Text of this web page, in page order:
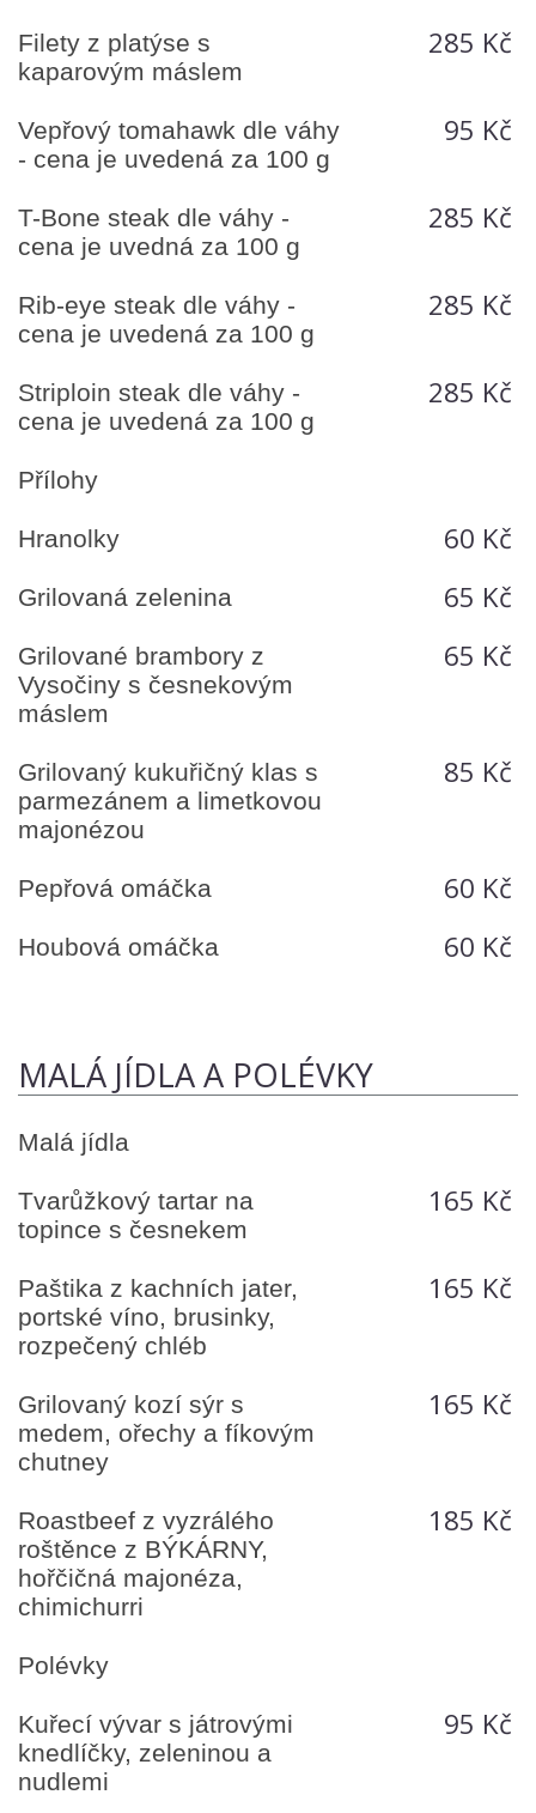
Filety z platýse s
kaparovým máslem
285 Kč
Vepřový tomahawk dle váhy
- cena je uvedená za 100 g
95 Kč
T-Bone steak dle váhy -
cena je uvedná za 100 g
285 Kč
Rib-eye steak dle váhy -
cena je uvedená za 100 g
285 Kč
Striploin steak dle váhy -
cena je uvedená za 100 g
285 Kč
Přílohy
Hranolky 60 Kč
Grilovaná zelenina 65 Kč
Grilované brambory z
Vysočiny s česnekovým
máslem
65 Kč
Grilovaný kukuřičný klas s
parmezánem a limetkovou
majonézou
85 Kč
Pepřová omáčka 60 Kč
Houbová omáčka 60 Kč
MALÁ JÍDLA A POLÉVKY
Malá jídla
Tvarůžkový tartar na
topince s česnekem
165 Kč
Paštika z kachních jater,
portské víno, brusinky,
rozpečený chléb
165 Kč
Grilovaný kozí sýr s
medem, ořechy a fíkovým
chutney
165 Kč
Roastbeef z vyzrálého
roštěnce z BÝKÁRNY,
hořčičná majonéza,
chimichurri
185 Kč
Polévky
Kuřecí vývar s játrovými
knedlíčky, zeleninou a
nudlemi
95 Kč